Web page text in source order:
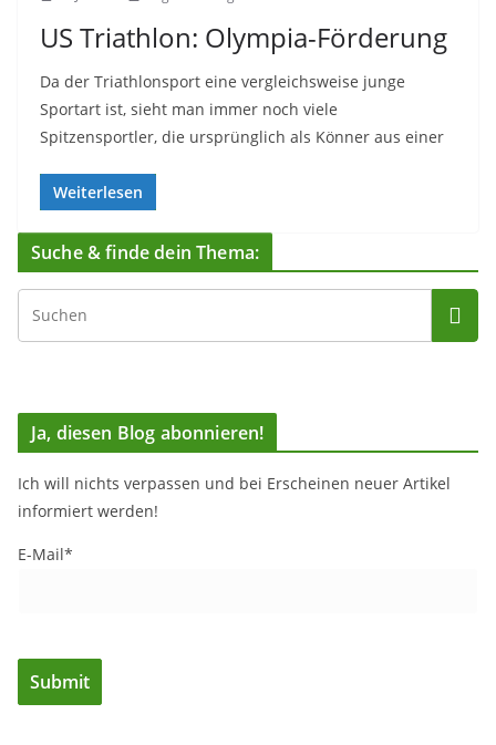
US Triathlon: Olympia-Förderung
Da der Triathlonsport eine vergleichsweise junge
Sportart ist, sieht man immer noch viele
Spitzensportler, die ursprünglich als Könner aus einer
Weiterlesen
Suche & finde dein Thema:
Ja, diesen Blog abonnieren!
Ich will nichts verpassen und bei Erscheinen neuer Artikel
informiert werden!
E-Mail*